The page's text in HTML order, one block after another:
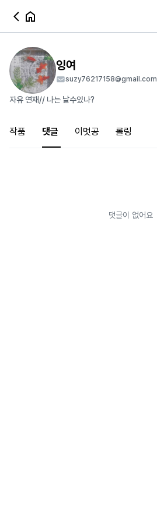
잉여
suzy76217158@gmail.com
자유 연재// 나는 날수있나?
작품 댓글 이멋공 롤링
댓글이 없어요